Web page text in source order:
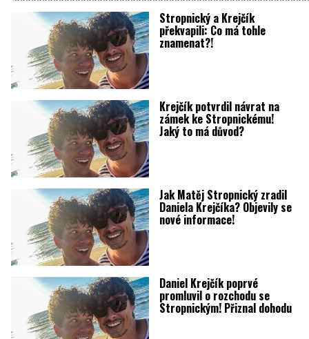
Stropnický a Krejčík
překvapili: Co má tohle
znamenat?!
Krejčík potvrdil návrat na
zámek ke Stropnickému!
Jaký to má důvod?
Jak Matěj Stropnický zradil
Daniela Krejčíka? Objevily se
nové informace!
Daniel Krejčík poprvé
promluvil o rozchodu se
Stropnickým! Přiznal dohodu